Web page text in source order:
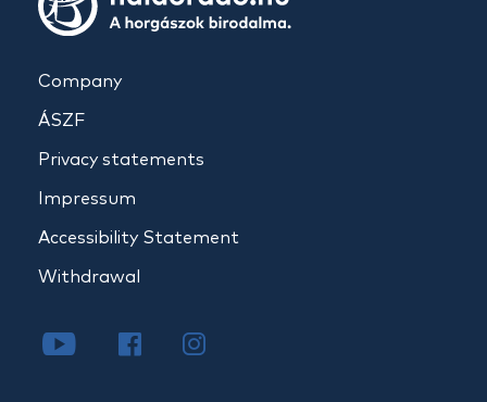
Company
ÁSZF
Privacy statements
Impressum
Accessibility Statement
Withdrawal